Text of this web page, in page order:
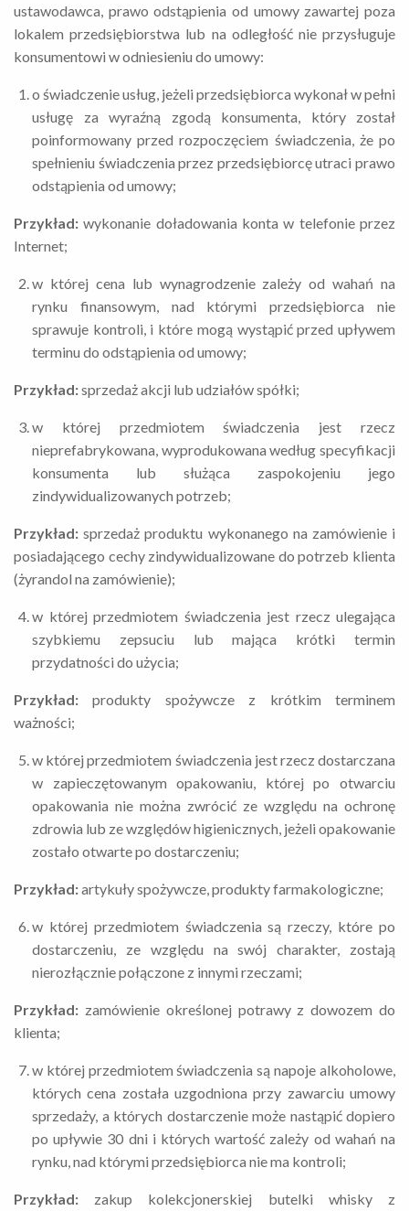
ustawodawca, prawo odstąpienia od umowy zawartej poza
lokalem przedsiębiorstwa lub na odległość nie przysługuje
konsumentowi w odniesieniu do umowy:
o świadczenie usług, jeżeli przedsiębiorca wykonał w pełni
usługę za wyraźną zgodą konsumenta, który został
poinformowany przed rozpoczęciem świadczenia, że po
spełnieniu świadczenia przez przedsiębiorcę utraci prawo
odstąpienia od umowy;
Przykład: wykonanie doładowania konta w telefonie przez
Internet;
w której cena lub wynagrodzenie zależy od wahań na
rynku finansowym, nad którymi przedsiębiorca nie
sprawuje kontroli, i które mogą wystąpić przed upływem
terminu do odstąpienia od umowy;
Przykład:sprzedaż akcji lub udziałów spółki;
w której przedmiotem świadczenia jest rzecz
nieprefabrykowana, wyprodukowana według specyfikacji
konsumenta lub służąca zaspokojeniu jego
zindywidualizowanych potrzeb;
Przykład:sprzedaż produktu wykonanego na zamówienie i
posiadającego cechy zindywidualizowane do potrzeb klienta
(żyrandol na zamówienie);
w której przedmiotem świadczenia jest rzecz ulegająca
szybkiemu zepsuciu lub mająca krótki termin
przydatności do użycia;
Przykład:produkty spożywcze z krótkim terminem
ważności;
w której przedmiotem świadczenia jest rzecz dostarczana
w zapieczętowanym opakowaniu, której po otwarciu
opakowania nie można zwrócić ze względu na ochronę
zdrowia lub ze względów higienicznych, jeżeli opakowanie
zostało otwarte po dostarczeniu;
Przykład:artykuły spożywcze, produkty farmakologiczne;
w której przedmiotem świadczenia są rzeczy, które po
dostarczeniu, ze względu na swój charakter, zostają
nierozłącznie połączone z innymi rzeczami;
Przykład: zamówienie określonej potrawy z dowozem do
klienta;
w której przedmiotem świadczenia są napoje alkoholowe,
których cena została uzgodniona przy zawarciu umowy
sprzedaży, a których dostarczenie może nastąpić dopiero
po upływie 30 dni i których wartość zależy od wahań na
rynku, nad którymi przedsiębiorca nie ma kontroli;
Przykład: zakup kolekcjonerskiej butelki whisky z